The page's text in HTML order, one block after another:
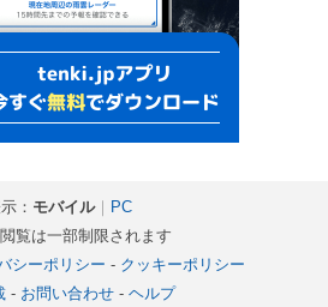
： モバイル｜ PC
覧は一部制限されます
シーポリシー - クッキーポリシー
- お問い合わせ- ヘルプ